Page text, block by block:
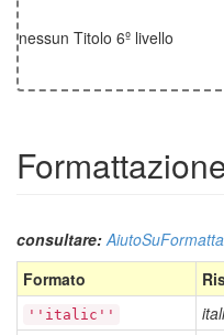
nessun Titolo 6º livello
consultare:
Formato
''italic''